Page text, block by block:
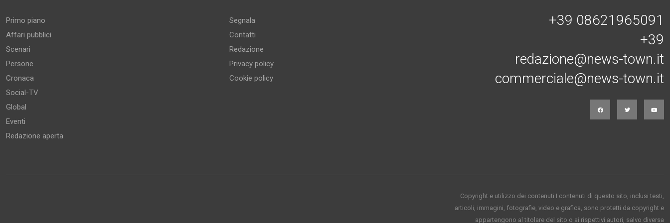
Primo piano
Affari pubblici
Scenari
Persone
Cronaca
Social-TV
Global
Eventi
Redazione aperta
Segnala
Contatti
Redazione
Privacy policy
Cookie policy
+39 08621965091
+39
redazione@news-town.it
commerciale@news-town.it
Copyright e utilizzo dei contenuti I contenuti di questo sito, inclusi testi,
articoli, immagini, fotografie, video e grafica, sono protetti da copyright e
appartengono al titolare del sito o ai rispettivi autori, salvo diversa